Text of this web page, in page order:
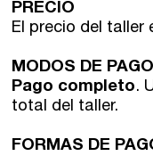
PRECIO
El precio del taller
MODOS DE PAGO
Pago completo.
total del taller.
FORMAS DE